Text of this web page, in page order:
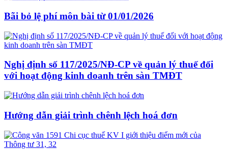
Bãi bỏ lệ phí môn bài từ 01/01/2026
Nghị định số 117/2025/NĐ-CP về quản lý thuế đối
với hoạt động kinh doanh trên sàn TMĐT
Hướng dẫn giải trình chênh lệch hoá đơn